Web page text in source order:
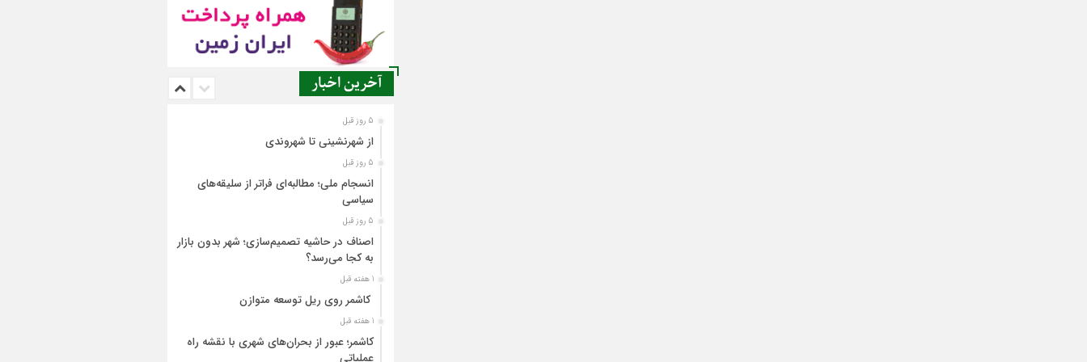
آخرین اخبار
5 روز قبل
از شهرنشینی تا شهروندی
5 روز قبل
انسجام ملی؛ مطالبه‌ای فراتر از سلیقه‌های
سیاسی
5 روز قبل
اصناف در حاشیه تصمیم‌سازی؛ شهر بدون بازار
به کجا می‌رسد؟
1 هفته قبل
کاشمر روی ریل توسعه متوازن
1 هفته قبل
کاشمر؛ عبور از بحران‌های شهری با نقشه راه
عملیاتی